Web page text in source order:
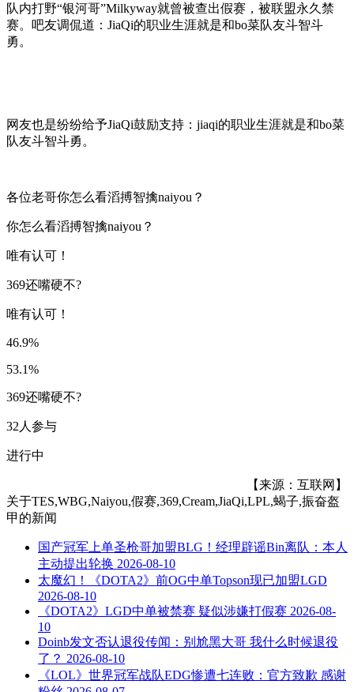
队内打野“银河哥”Milkyway就曾被查出假赛，被联盟永久禁
赛。吧友调侃道：JiaQi的职业生涯就是和bo菜队友斗智斗
勇。
网友也是纷纷给予JiaQi鼓励支持：jiaqi的职业生涯就是和bo菜
队友斗智斗勇。
各位老哥你怎么看滔搏智擒naiyou？
你怎么看滔搏智擒naiyou？
唯有认可！
369还嘴硬不?
唯有认可！
46.9%
53.1%
369还嘴硬不?
32人参与
进行中
【来源：互联网】
关于TES,WBG,Naiyou,假赛,369,Cream,JiaQi,LPL,蝎子,振奋盔
甲 的新闻
国产冠军上单圣枪哥加盟BLG！经理辟谣Bin离队：本人
主动提出轮换 2026-08-10
太魔幻！《DOTA2》前OG中单Topson现已加盟LGD
2026-08-10
《DOTA2》LGD中单被禁赛 疑似涉嫌打假赛 2026-08-
10
Doinb发文否认退役传闻：别尬黑大哥 我什么时候退役
了？ 2026-08-10
《LOL》世界冠军战队EDG惨遭七连败：官方致歉 感谢